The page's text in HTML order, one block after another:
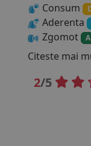
Consum
Aderenta
Zgomot A
Citeste mai
2/5